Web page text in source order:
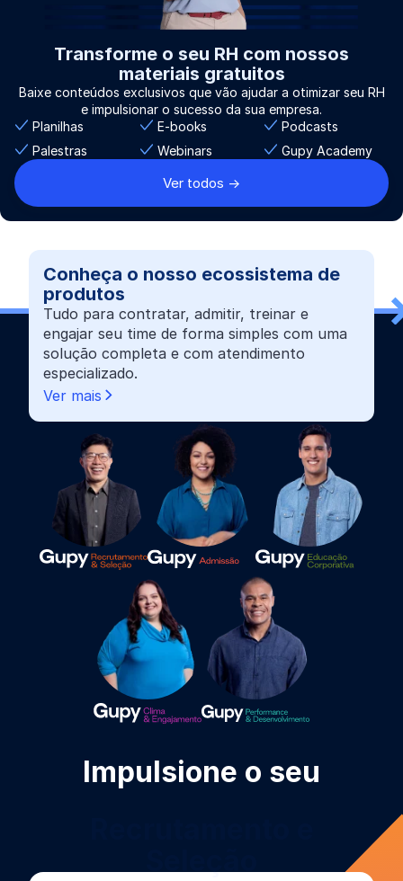
Transforme o seu RH com nossos
materiais gratuitos
Baixe conteúdos exclusivos que vão ajudar a otimizar seu RH
e impulsionar o sucesso da sua empresa.
Planilhas
E-books
Podcasts
Palestras
Webinars Gupy Academy
Ver todos ->
Conheça o nosso ecossistema de
produtos
Tudo para contratar, admitir, treinar e
engajar seu time de forma simples com uma
solução completa e com atendimento
especializado.
Ver mais
Impulsione o seu